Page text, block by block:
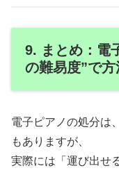
9. まとめ：電
の難易度”で
電子ピアノの処分は
もありますが、
実際には「運び出せ